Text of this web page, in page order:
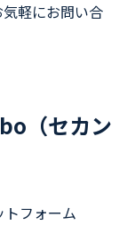
軽にお問い合
（セカン
フォーム